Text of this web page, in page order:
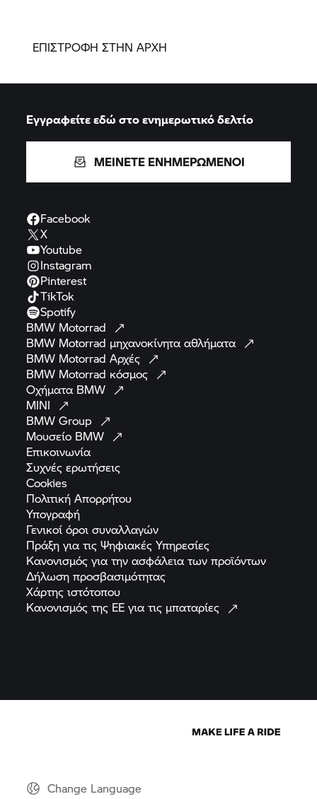
ΕΠΙΣΤΡΟΦΗ ΣΤΗΝ ΑΡΧΗ
Εγγραφείτε εδώ στο ενημερωτικό δελτίο
ΜΕΙΝΕΤΕ ΕΝΗΜΕΡΩΜΕΝΟΙ
Facebook
X
Youtube
Instagram
Pinterest
TikTok
Spotify
BMW Motorrad
BMW Motorrad μηχανοκίνητααθλήματα
BMW Motorrad Αρχές
BMW Motorrad κόσμος
Οχήματα BMW
MINI
BMWGroup
Μουσείο BMW
Επικοινωνία
Συχνέςερωτήσεις
Cookies
ΠολιτικήΑπορρήτου
Υπογραφή
Γενικοί όροισυναλλαγών
Πράξη για τις ΨηφιακέςΥπηρεσίες
Κανονισμός για την ασφάλεια τωνπροϊόντων
Δήλωσηπροσβασιμότητας
Χάρτηςιστότοπου
Κανονισμός της ΕΕ για τις μπαταρίες
Change Language